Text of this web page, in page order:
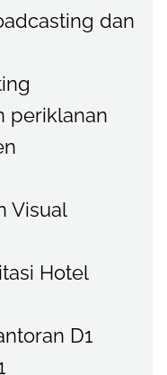
dan
periklanan
Visual
Hotel
D1